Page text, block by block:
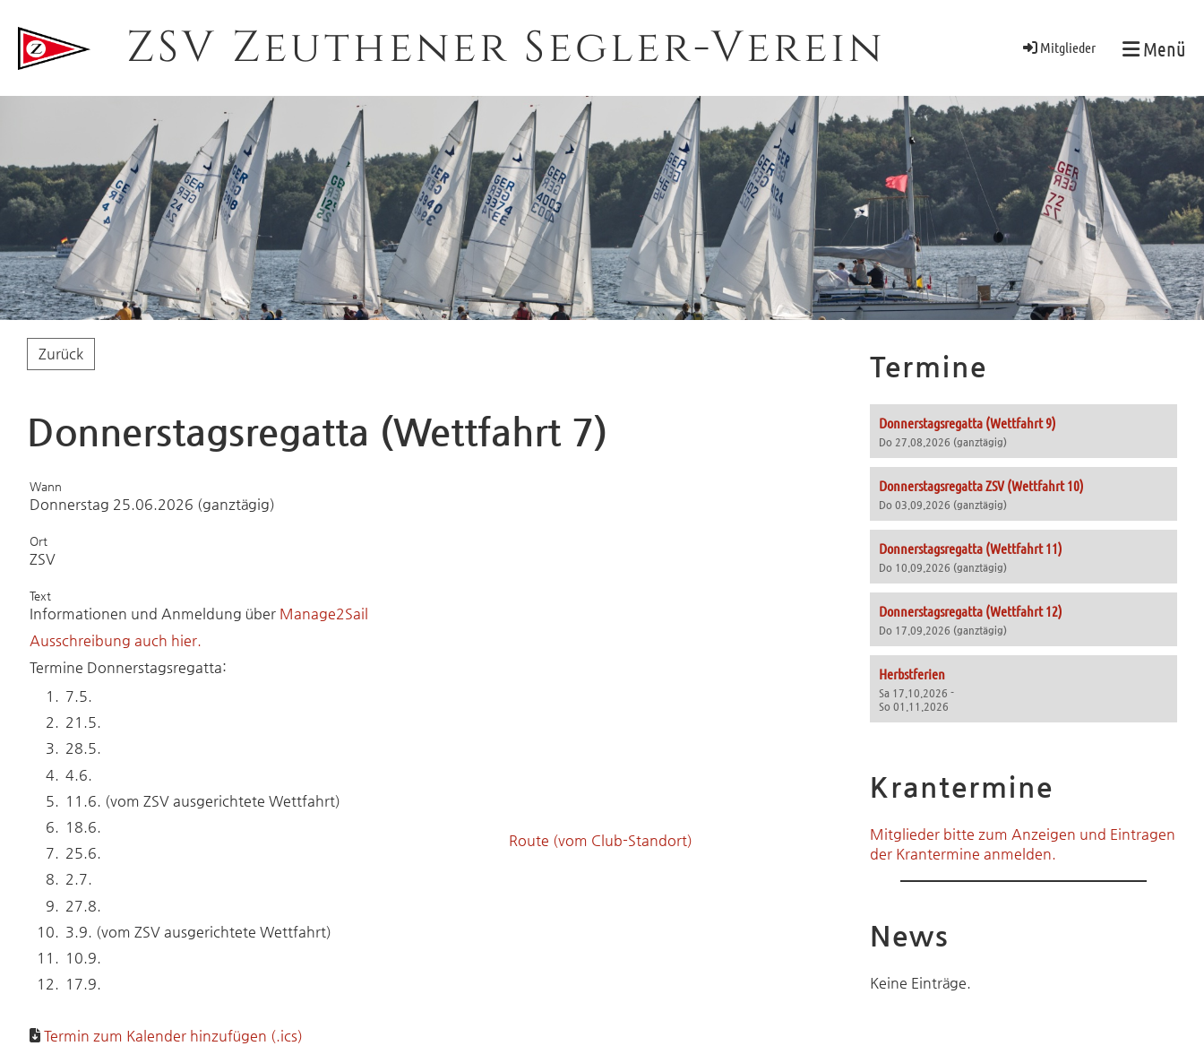
ZSV Zeuthener Segler-Verein Mitglieder Menü
Zurück
Donnerstagsregatta (Wettfahrt 7)
Wann
Donnerstag 25.06.2026 (ganztägig)
Ort
ZSV
Text
Informationen und Anmeldung über Manage2Sail
Ausschreibung auch hier.
Termine Donnerstagsregatta:
7.5.
21.5.
28.5.
4.6.
11.6. (vom ZSV ausgerichtete Wettfahrt)
18.6.
25.6.
2.7.
27.8.
3.9. (vom ZSV ausgerichtete Wettfahrt)
10.9.
17.9.
Termin zum Kalender hinzufügen (.ics)
Route (vom Club-Standort)
Termine
Donnerstagsregatta (Wettfahrt 9)
Do 27.08.2026 (ganztägig)
Donnerstagsregatta ZSV (Wettfahrt 10)
Do 03.09.2026 (ganztägig)
Donnerstagsregatta (Wettfahrt 11)
Do 10.09.2026 (ganztägig)
Donnerstagsregatta (Wettfahrt 12)
Do 17.09.2026 (ganztägig)
Herbstferien
Sa 17.10.2026 -
So 01.11.2026
Krantermine
Mitglieder bitte zum Anzeigen und Eintragen
der Krantermine anmelden.
News
Keine Einträge.